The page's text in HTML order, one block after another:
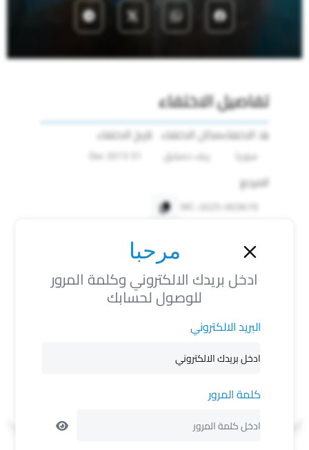
مرحبا
ادخل بريدك الالكتروني وكلمة المرور
للوصول لحسابك
البريد الالكتروني
كلمة المرور
تفاصيل الاختفاء
بلد الاختفاء
سوريا
مكان الاختفاء
ريف دمشق
تاريخ الاختفاء
31 Dec 2013
المرجع
MC-2025-003619
المعلومات الشخصية
كان في حرستا اتجه الى مدينة عدرا
أسود
لون العين
عسلي
لون البشرة
العلامات المميزة
دقن محناه بالحنة ماءلة الى الحمرة